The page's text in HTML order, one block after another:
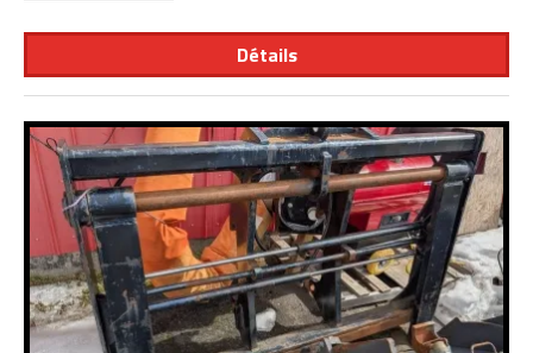
Détails